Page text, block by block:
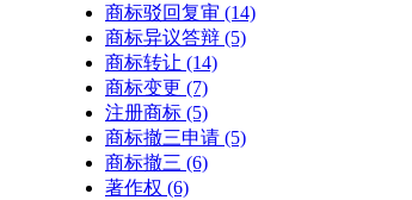
商标驳回复审 (14)
商标异议答辩 (5)
商标转让 (14)
商标变更 (7)
注册商标 (5)
商标撤三申请 (5)
商标撤三 (6)
著作权 (6)